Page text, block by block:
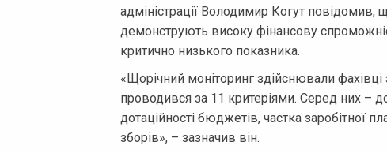
адміністрації Володимир Когут повідомив,
демонструють високу фінансову
критично низького показника.
«Щорічний моніторинг здійснювали фахівці
проводився за 11 критеріями. Серед них –
дотаційності бюджетів, частка заробітної
зборів», – зазначив він.